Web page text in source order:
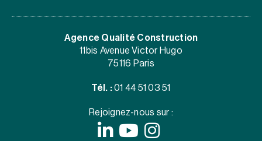
Agence Qualité Construction
11bis Avenue Victor Hugo
75116 Paris
Tél. : 01 44 51 03 51
Rejoignez-nous sur :